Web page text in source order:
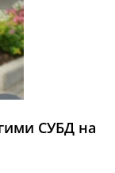
СУБД на